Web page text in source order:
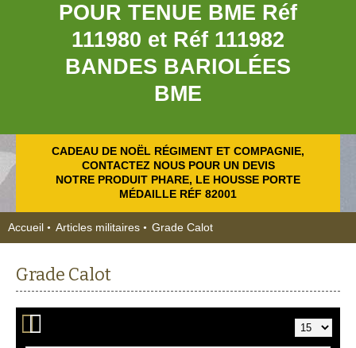
POUR TENUE BME Réf
111980 et Réf 111982
BANDES BARIOLÉES
BME
CADEAU DE NOËL RÉGIMENT ET COMPAGNIE,
CONTACTEZ NOUS POUR UN DEVIS
NOTRE PRODUIT PHARE, LE HOUSSE PORTE
MÉDAILLE RÉF 82001
Accueil Articles militaires Grade Calot
Grade Calot